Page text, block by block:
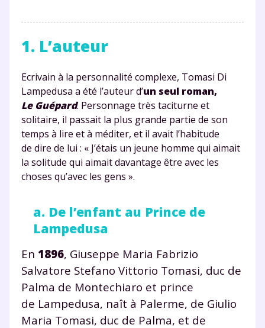
1. L’auteur
Ecrivain à la personnalité complexe, Tomasi Di
Lampedusa a été l’auteur d’un seul roman,
Le Guépard. Personnage très taciturne et
solitaire, il passait la plus grande partie de son
temps à lire et à méditer, et il avait l’habitude
de dire de lui : « J’étais un jeune homme qui aimait
la solitude qui aimait davantage être avec les
choses qu’avec les gens ».
a. De l’enfant au Prince de
Lampedusa
En 1896, Giuseppe Maria Fabrizio
Salvatore Stefano Vittorio Tomasi, duc de
Palma de Montechiaro et prince
de Lampedusa, naît à Palerme, de Giulio
Maria Tomasi, duc de Palma, et de